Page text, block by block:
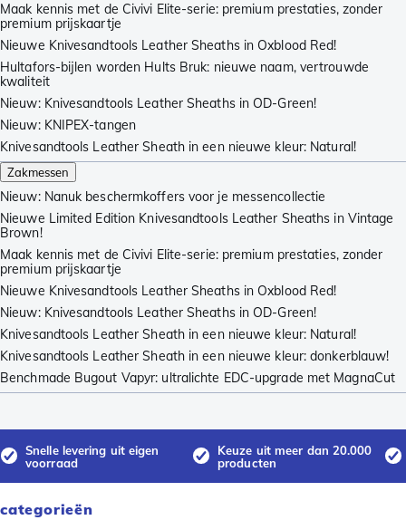
Maak kennis met de Civivi Elite-serie: premium prestaties, zonder
premium prijskaartje
Nieuwe Knivesandtools Leather Sheaths in Oxblood Red!
Hultafors-bijlen worden Hults Bruk: nieuwe naam, vertrouwde
kwaliteit
Nieuw: Knivesandtools Leather Sheaths in OD-Green!
Nieuw: KNIPEX-tangen
Knivesandtools Leather Sheath in een nieuwe kleur: Natural!
Zakmessen
Nieuw: Nanuk beschermkoffers voor je messencollectie
Nieuwe Limited Edition Knivesandtools Leather Sheaths in Vintage
Brown!
Maak kennis met de Civivi Elite-serie: premium prestaties, zonder
premium prijskaartje
Nieuwe Knivesandtools Leather Sheaths in Oxblood Red!
Nieuw: Knivesandtools Leather Sheaths in OD-Green!
Knivesandtools Leather Sheath in een nieuwe kleur: Natural!
Knivesandtools Leather Sheath in een nieuwe kleur: donkerblauw!
Benchmade Bugout Vapyr: ultralichte EDC-upgrade met MagnaCut
Snelle levering uit eigen
voorraad
Keuze uit meer dan 20.000
producten
categorieën